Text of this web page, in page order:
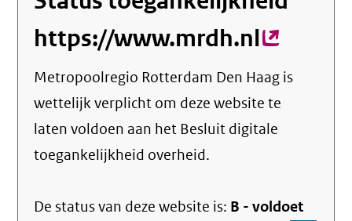
https://www.mrdh.nl(externe
link)
Metropoolregio Rotterdam Den Haag is
wettelijk verplicht om deze website te
laten voldoen aan het Besluit digitale
toegankelijkheid overheid.
De status van dezewebsite is: B -voldoet